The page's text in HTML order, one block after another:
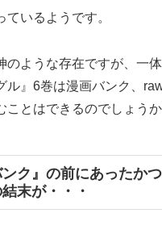
ているようです。
のような存在ですが、一
ル』6巻は漫画バンク、
ことはできるのでしょう
ンク』の前にあったか
末が・・・